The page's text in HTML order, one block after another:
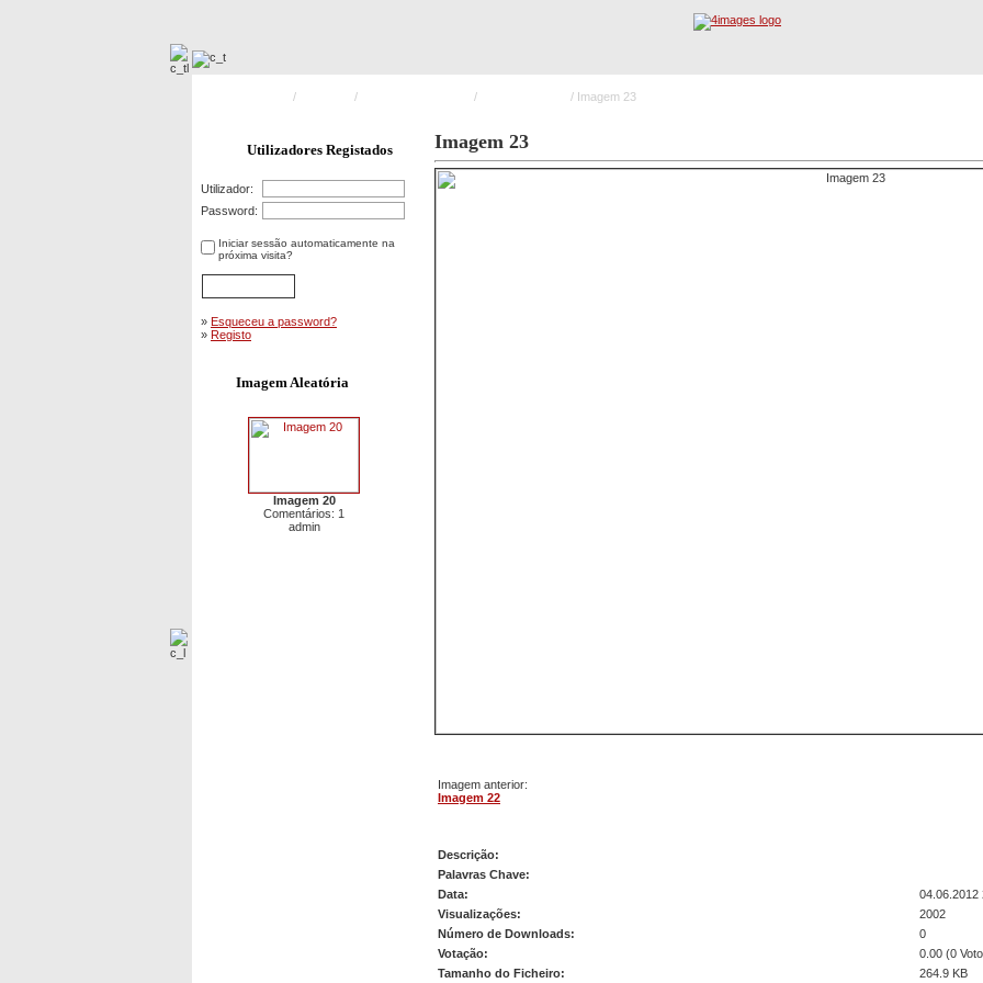
/ / / / Imagem 23
Utilizadores Registados
Utilizador:
Password:
Iniciar sessão automaticamente na
próxima visita?
» Esqueceu a password?
» Registo
Imagem Aleatória
Imagem 20
Comentários: 1
admin
Imagem 23
Imagem anterior:
Imagem 22
Descrição:
Palavras Chave:
Data:
04.06.2012
Visualizações:
2002
Número de Downloads:
0
Votação:
0.00 (0
Tamanho do Ficheiro:
264.9 KB